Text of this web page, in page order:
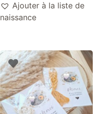
Ajouter à la liste de
naissance